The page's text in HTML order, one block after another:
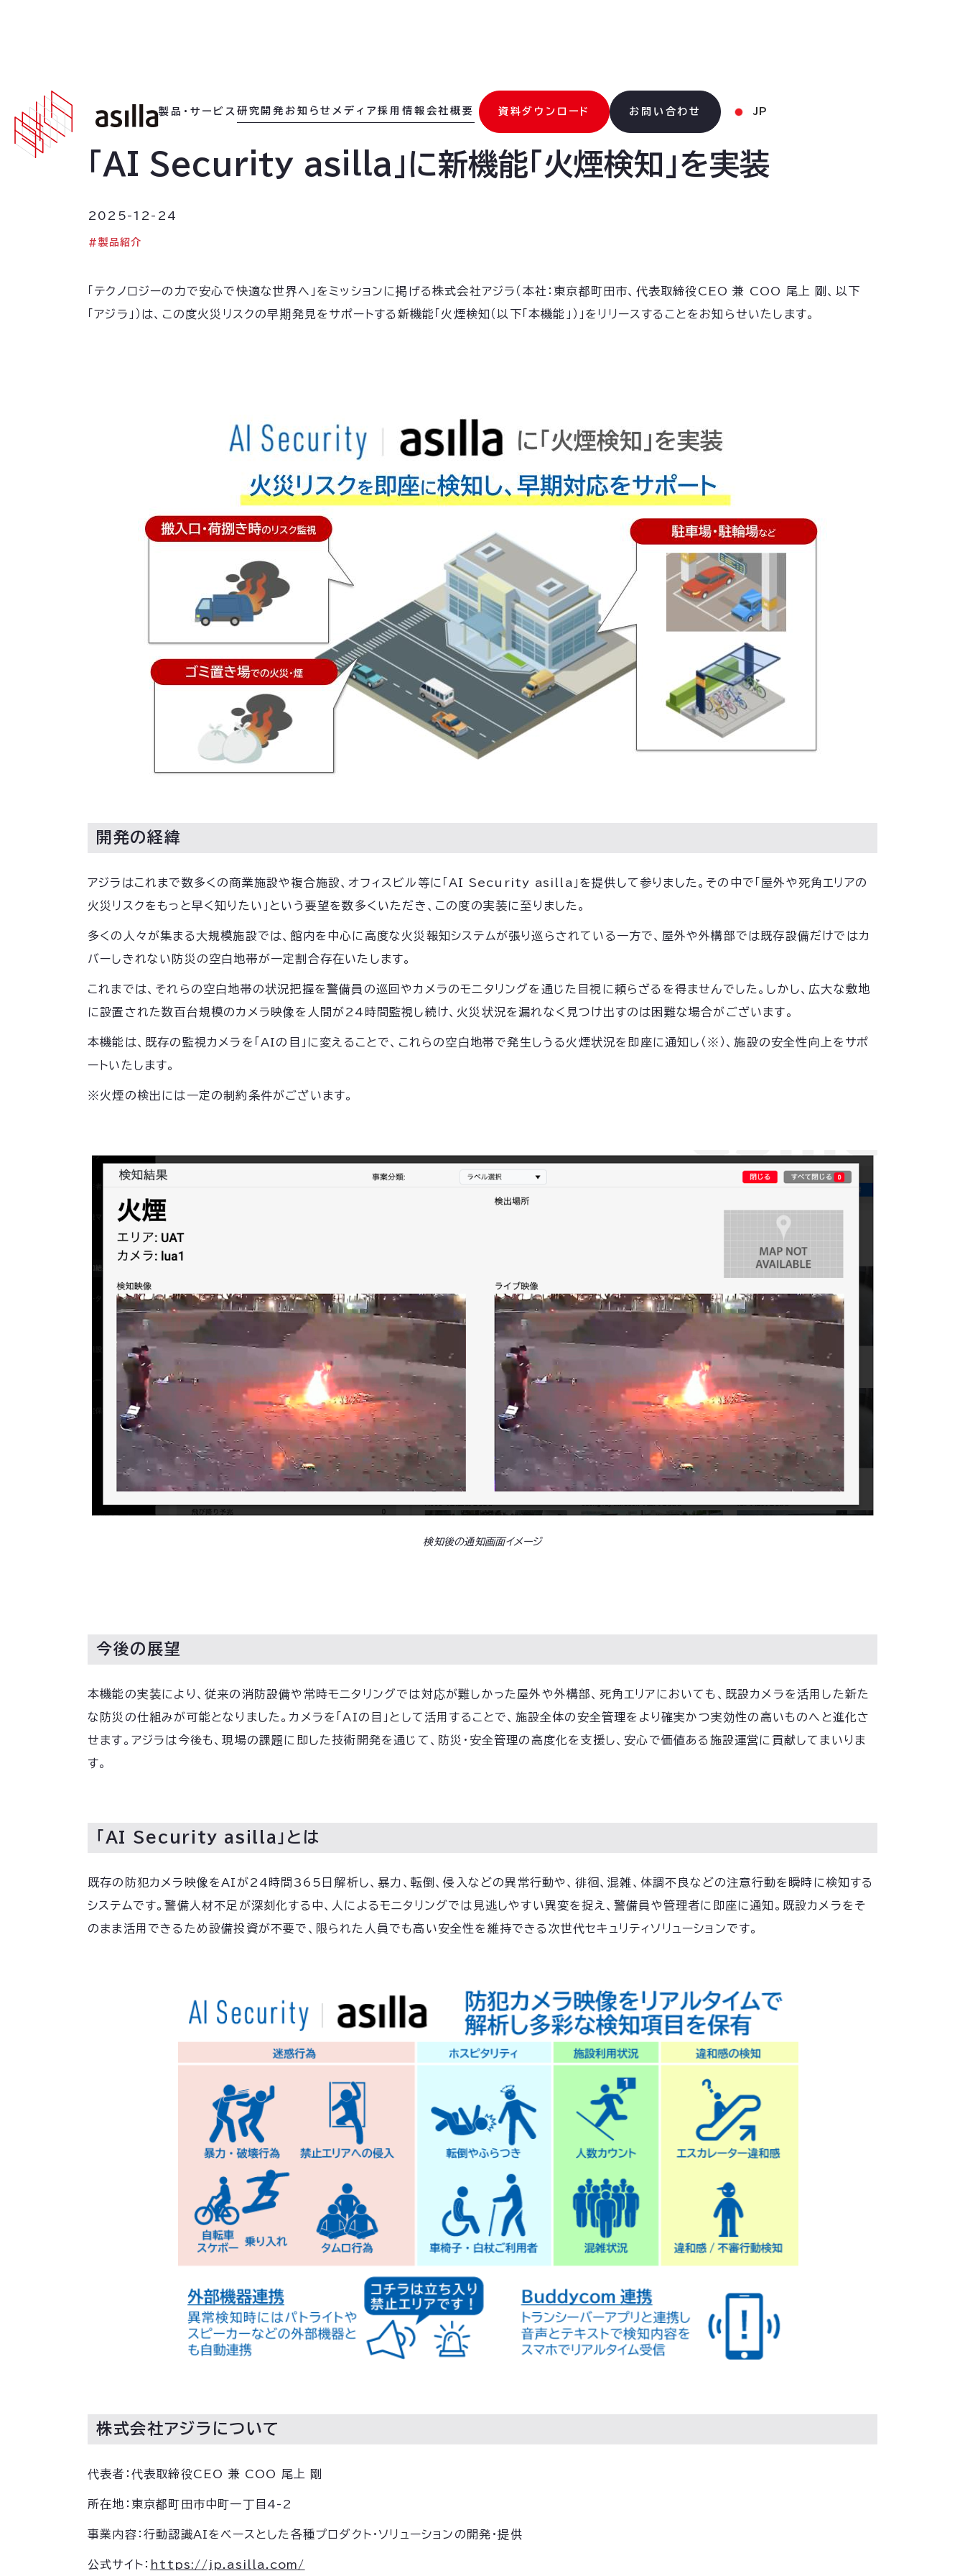
製品・サービス 研究開発 お知らせ メディア採用情報 会社概要 資料ダウンロード お問い合わせ JP
2025. 12.24
「AI Security asilla」に新機能「火煙検知」を実装
2025-12-24
#製品紹介
「テクノロジーの力で安心で快適な世界へ」をミッションに掲げる株式会社アジラ（本社：東京都町田市、代表取締役CEO 兼 COO 尾上 剛、以下
「アジラ」）は、この度火災リスクの早期発見をサポートする新機能「火煙検知（以下「本機能」）」をリリースすることをお知らせいたします。
開発の経緯
アジラはこれまで数多くの商業施設や複合施設、オフィスビル等に「AI Security asilla」を提供して参りました。その中で「屋外や死角エリアの
火災リスクをもっと早く知りたい」という要望を数多くいただき、この度の実装に至りました。
多くの人々が集まる大規模施設では、館内を中心に高度な火災報知システムが張り巡らされている一方で、屋外や外構部では既存設備だけではカ
バーしきれない防災の空白地帯が一定割合存在いたします。
これまでは、それらの空白地帯の状況把握を警備員の巡回やカメラのモニタリングを通じた目視に頼らざるを得ませんでした。しかし、広大な敷地
に設置された数百台規模のカメラ映像を人間が24時間監視し続け、火災状況を漏れなく見つけ出すのは困難な場合がございます。
本機能は、既存の監視カメラを「AIの目」に変えることで、これらの空白地帯で発生しうる火煙状況を即座に通知し（※）、施設の安全性向上をサポ
ートいたします。
※火煙の検出には一定の制約条件がございます。
検知後の通知画面イメージ
今後の展望
本機能の実装により、従来の消防設備や常時モニタリングでは対応が難しかった屋外や外構部、死角エリアにおいても、既設カメラを活用した新た
な防災の仕組みが可能となりました。カメラを「AIの目」として活用することで、施設全体の安全管理をより確実かつ実効性の高いものへと進化さ
せます。アジラは今後も、現場の課題に即した技術開発を通じて、防災・安全管理の高度化を支援し、安心で価値ある施設運営に貢献してまいりま
す。
「AI Security asilla」とは
既存の防犯カメラ映像をAIが24時間365日解析し、暴力、転倒、侵入などの異常行動や、徘徊、混雑、体調不良などの注意行動を瞬時に検知する
システムです。警備人材不足が深刻化する中、人によるモニタリングでは見逃しやすい異変を捉え、警備員や管理者に即座に通知。既設カメラをそ
のまま活用できるため設備投資が不要で、限られた人員でも高い安全性を維持できる次世代セキュリティソリューションです。
株式会社アジラについて
代表者：代表取締役CEO 兼 COO 尾上 剛
所在地：東京都町田市中町一丁目4-2
事業内容：行動認識AIをベースとした各種プロダクト・ソリューションの開発・提供
公式サイト： https://jp.asilla.com/